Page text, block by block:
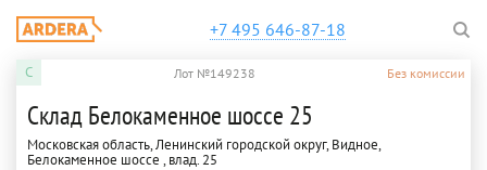
+7 495 646-87-18
C Лот №149238 Без комиссии
Склад Белокаменное шоссе 25
Московская область, Ленинский городской округ, Видное,
Белокаменное шоссе , влад. 25